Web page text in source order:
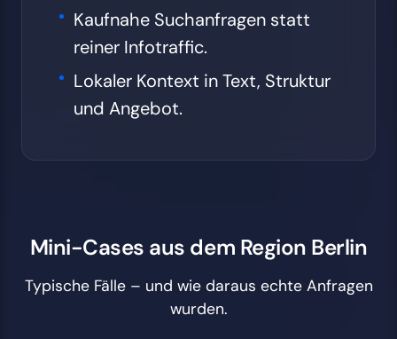
Kaufnahe Suchanfragen statt
reiner Infotraffic.
Lokaler Kontext in Text, Struktur
und Angebot.
Mini-Cases aus dem Region Berlin
Typische Fälle – und wie daraus echte Anfragen
wurden.